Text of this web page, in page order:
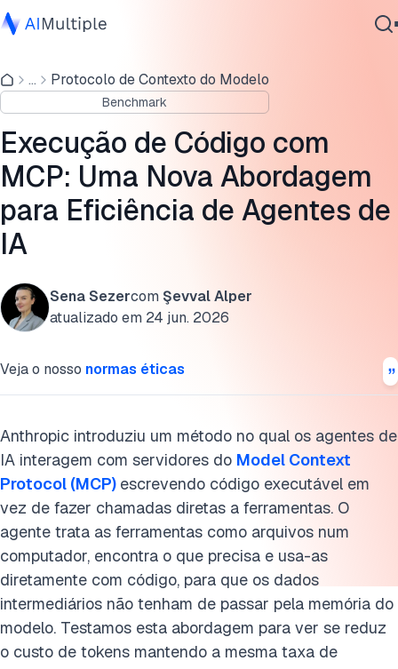
IA Agêntica
Segurança cibernética
Dados
Software Empresarial
Serviços
... Protocolo de Contexto do Modelo
Benchmark
Execução de Código com
MCP: Uma Nova Abordagem
para Eficiência de Agentes de
IA
Sena Sezercom Şevval Alper
atualizado em 24 jun. 2026
Veja o nosso normas éticas
Anthropic introduziu um método no qual os agentes de
IA interagem com servidores do Model Context
Protocol (MCP) escrevendo código executável em
vez de fazer chamadas diretas a ferramentas. O
agente trata as ferramentas como arquivos num
computador, encontra o que precisa e usa-as
diretamente com código, para que os dados
intermediários não tenham de passar pela memória do
modelo. Testamos esta abordagem para ver se reduz
o custo de tokens mantendo a mesma taxa de
Metodologia da comparação de execução de código com
Por que o MCP tradicional desperdiça recursos
Quando usar execução de código com MCP?
Frameworks e protocolos alternativos